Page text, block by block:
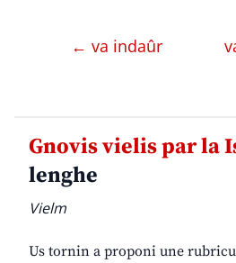
← va indaûr
Gnovis vielis par la
lenghe
Vielm
Us tornin a proponi une